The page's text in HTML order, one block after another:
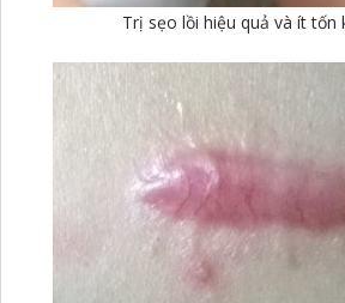
Trị sẹo lồi hiệu quả và ít tốn